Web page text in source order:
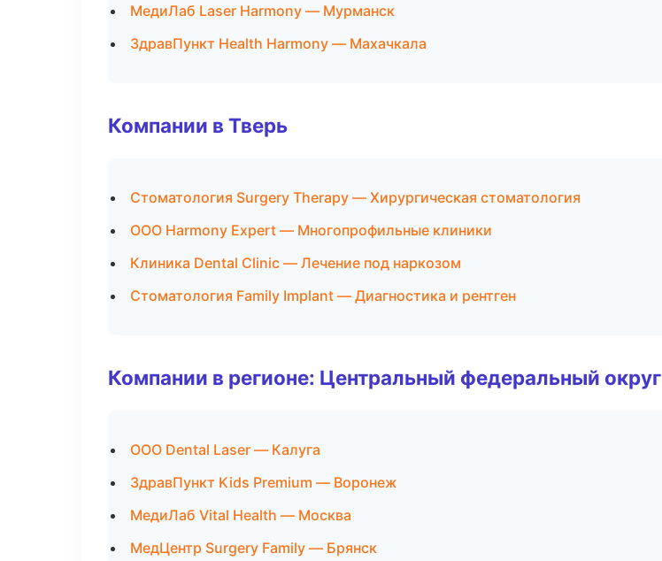
МедиЛаб Laser Harmony — Мурманск
ЗдравПункт Health Harmony — Махачкала
Компании в Тверь
Стоматология Surgery Therapy — Хирургическая стоматология
ООО Harmony Expert — Многопрофильные клиники
Клиника Dental Clinic — Лечение под наркозом
Стоматология Family Implant — Диагностика и рентген
Компании в регионе: Центральный федеральный округ
ООО Dental Laser — Калуга
ЗдравПункт Kids Premium — Воронеж
МедиЛаб Vital Health — Москва
МедЦентр Surgery Family — Брянск